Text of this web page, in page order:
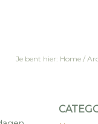
Je bent hier: Home /